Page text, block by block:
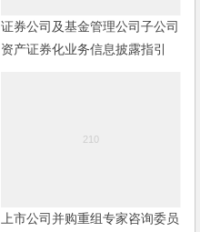
证券公司及基金管理公司子公司
资产证券化业务信息披露指引
上市公司并购重组专家咨询委员